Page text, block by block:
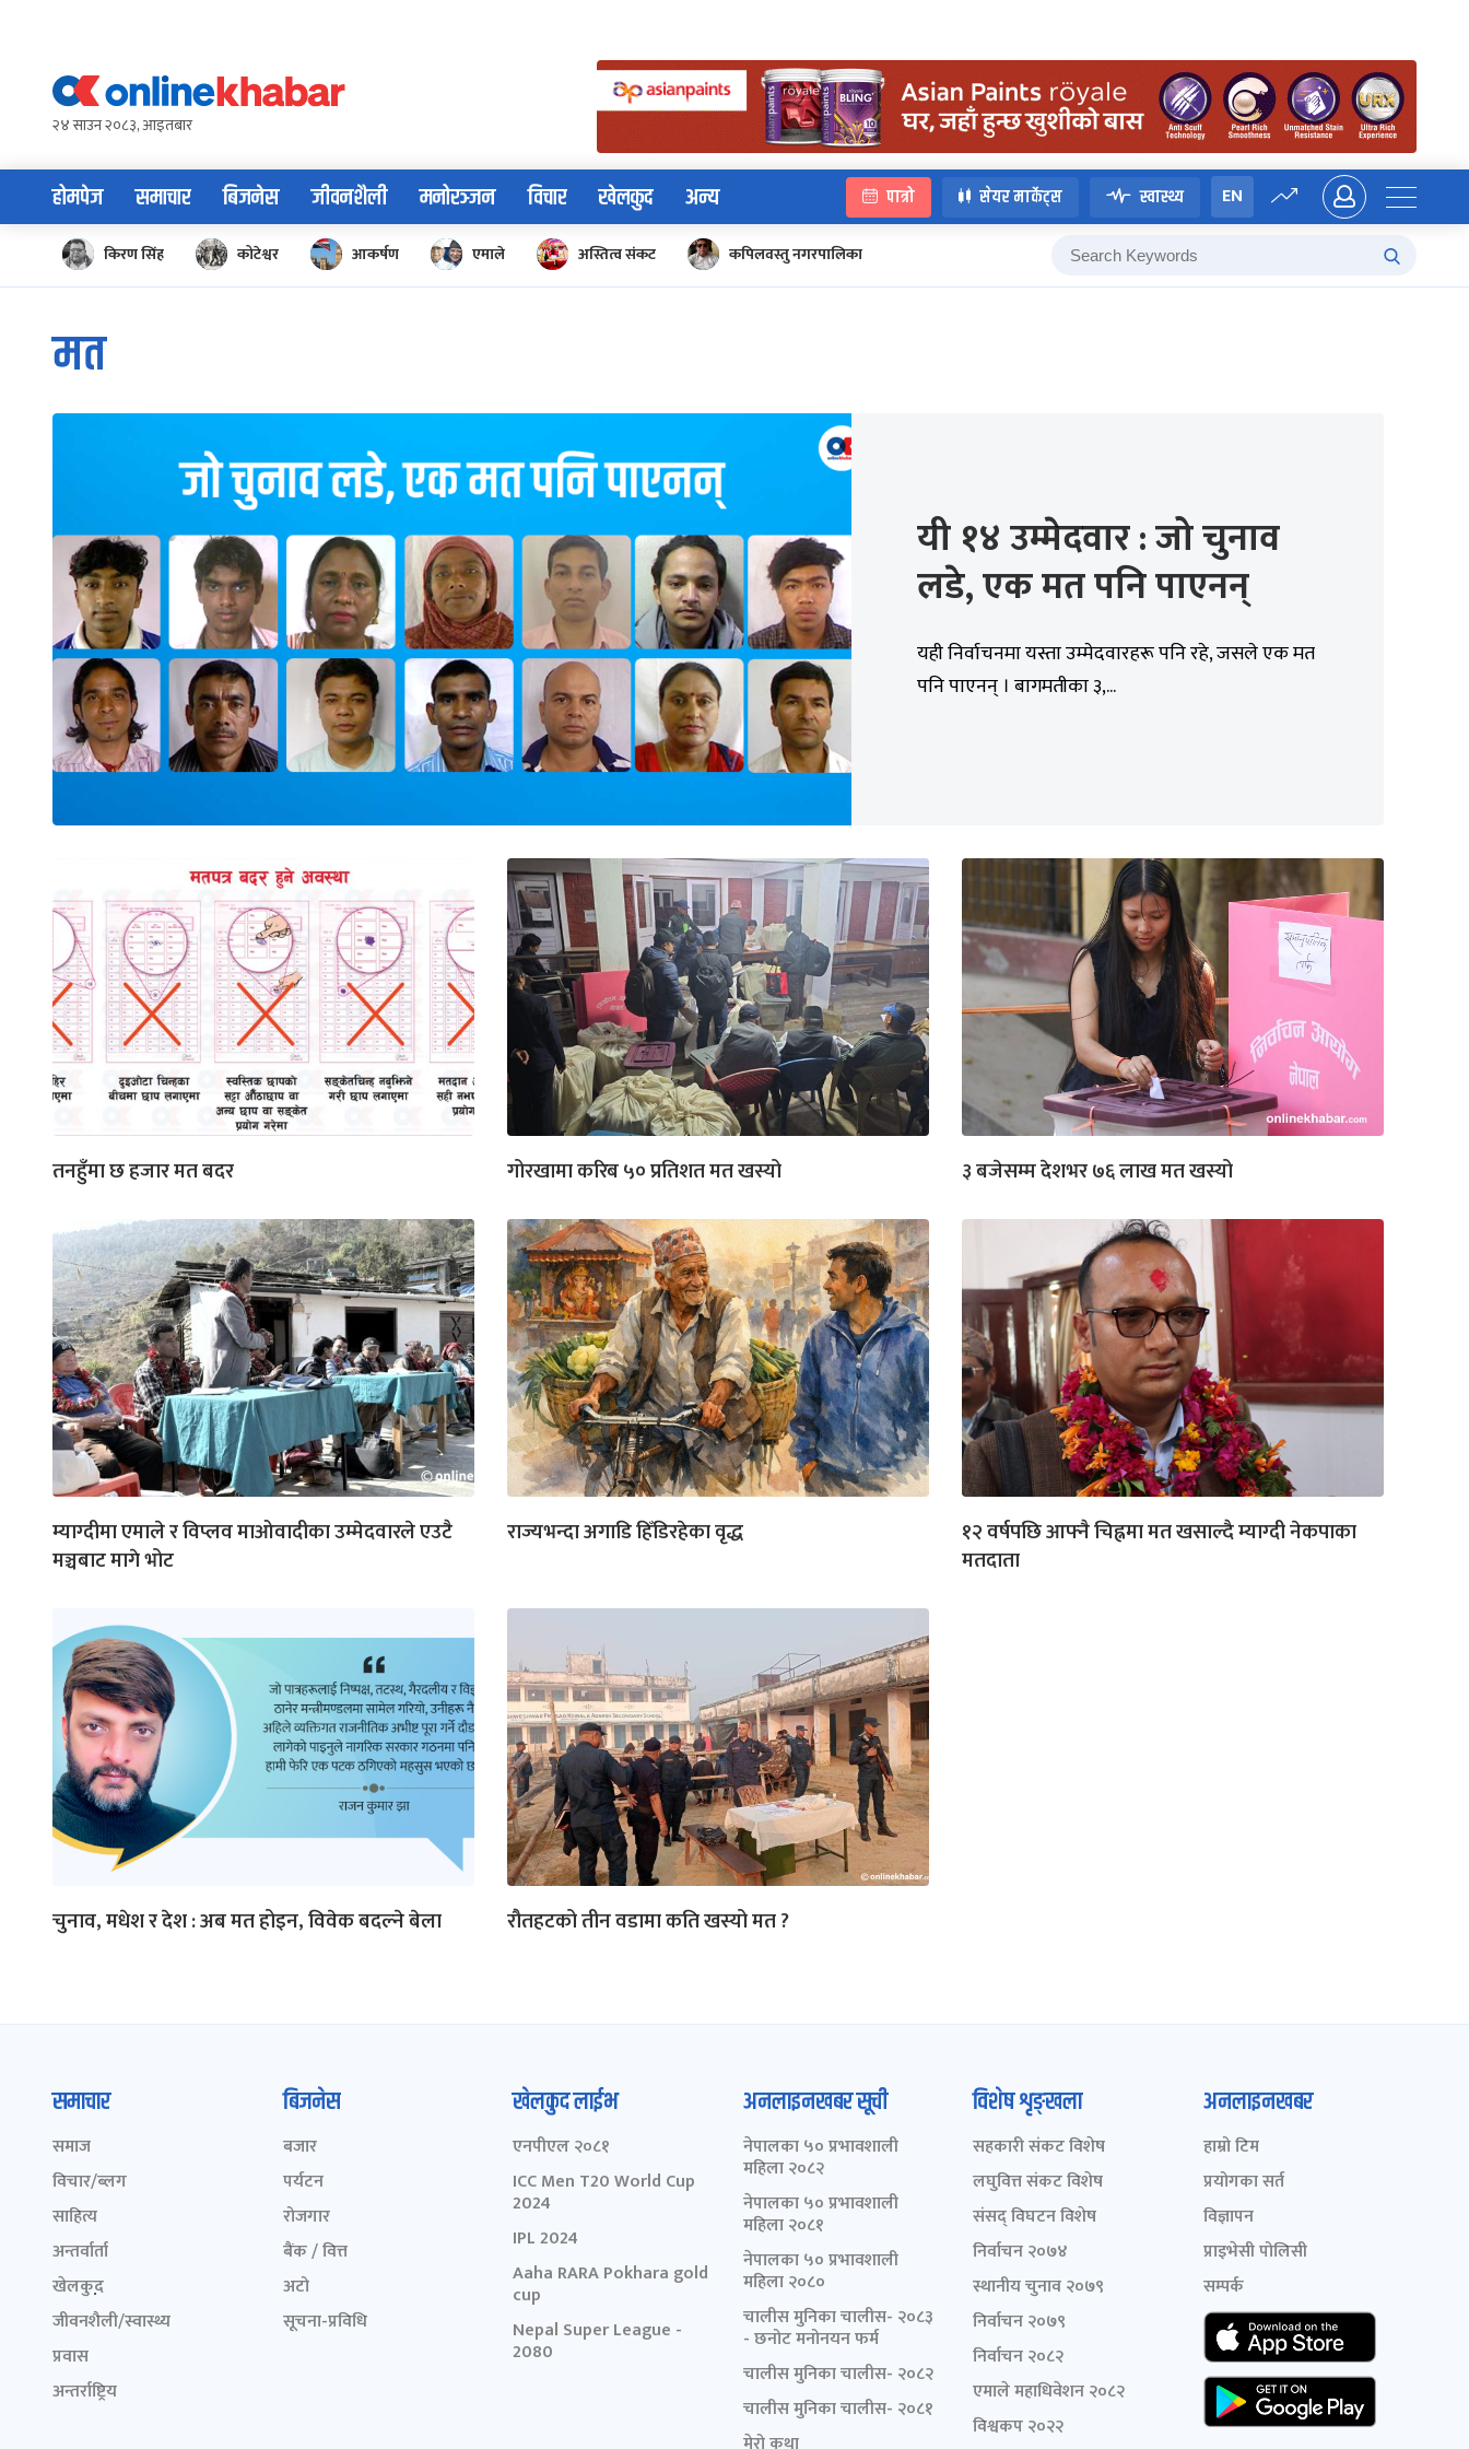
content२४ साउन २०८३, आइतबार
होमपेज समाचार बिजनेस जीवनशैली मनोरञ्जन विचार खेलकुद अन्य पात्रो सेयर मार्केट्स स्वास्थ्य EN
किरण सिंह कोटेश्वर आकर्षण एमाले अस्तित्व संकट कपिलवस्तु नगरपालिका
मत
यी १४ उम्मेदवार : जो चुनाव
लडे, एक मत पनि पाएनन्
यही निर्वाचनमा यस्ता उम्मेदवारहरू पनि रहे, जसले एक मत
पनि पाएनन् । बागमतीका ३,...
तनहुँमा छ हजार मत बदर गोरखामा करिब ५० प्रतिशत मत खस्यो ३ बजेसम्म देशभर ७६ लाख मत खस्यो
म्याग्दीमा एमाले र विप्लव माओवादीका उम्मेदवारले एउटै
मञ्चबाट मागे भोट
राज्यभन्दा अगाडि हिँडिरहेका वृद्ध
१२ वर्षपछि आफ्नै चिह्नमा मत खसाल्दै म्याग्दी नेकपाका
मतदाता
चुनाव, मधेश र देश : अब मत होइन, विवेक बदल्ने बेला रौतहटको तीन वडामा कति खस्यो मत ?
समाचार
समाज
विचार/ब्लग
साहित्य
अन्तर्वार्ता
खेलकुद़़
जीवनशैली/स्वास्थ्य
प्रवास
अन्तर्राष्ट्रिय
बिजनेस
बजार
पर्यटन
रोजगार
बैंक / वित्त
अटो
सूचना-प्रविधि
खेलकुद लाईभ
एनपीएल २०८१
ICC Men T20 World Cup
2024
IPL 2024
Aaha RARA Pokhara gold
cup
Nepal Super League -
2080
अनलाइनखबर सूची
नेपालका ५० प्रभावशाली
महिला २०८२
नेपालका ५० प्रभावशाली
महिला २०८१
नेपालका ५० प्रभावशाली
महिला २०८०
चालीस मुनिका चालीस- २०८३
- छनोट मनोनयन फर्म
चालीस मुनिका चालीस- २०८२
चालीस मुनिका चालीस- २०८१
विशेष शृङ्खला
सहकारी संकट विशेष
लघुवित्त संकट विशेष
संसद् विघटन विशेष
निर्वाचन २०७४
स्थानीय चुनाव २०७९
निर्वाचन २०७९
निर्वाचन २०८२
एमाले महाधिवेशन २०८२
विश्वकप २०२२
अनलाइनखबर
हाम्रो टिम
प्रयोगका सर्त
विज्ञापन
प्राइभेसी पोलिसी
सम्पर्क